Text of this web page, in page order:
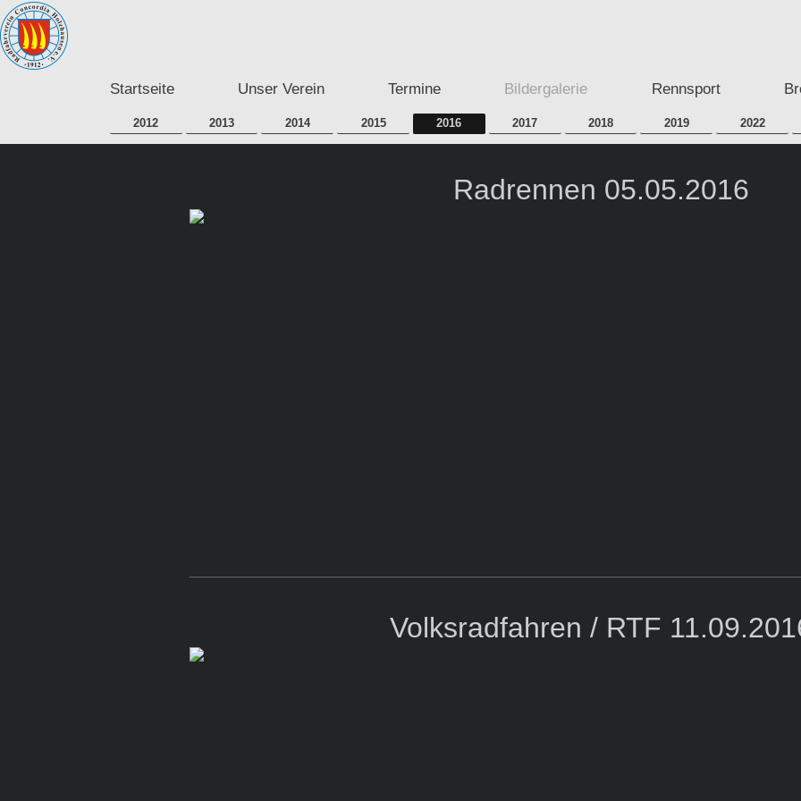
Startseite Unser Verein Termine Bildergalerie Rennsport
2012 2013 2014 2015 2016 2017 2018 2019 2022
Radrennen 05.05.2016
Volksradfahren / RTF